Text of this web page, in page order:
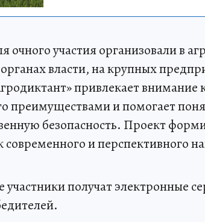
участия организовали в
власти, на крупных
привлекает внимание
преимуществами и помогает
безопасность. Проект
современного и перспективного
участники получат электронные